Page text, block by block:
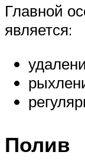
Главной
является:
Полив